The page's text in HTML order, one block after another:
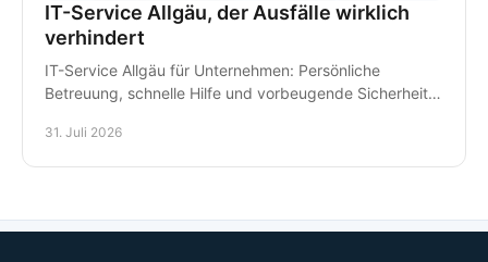
IT-Service Allgäu, der Ausfälle wirklich
verhindert
IT-Service Allgäu für Unternehmen: Persönliche
Betreuung, schnelle Hilfe und vorbeugende Sicherheit
31. Juli 2026